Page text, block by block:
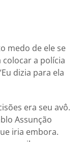
medo de ele se
colocar a polícia
dizia para ela
era seu avô.
Assunção
iria embora.